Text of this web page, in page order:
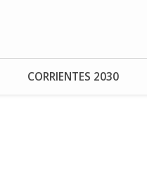
CORRIENTES 2030